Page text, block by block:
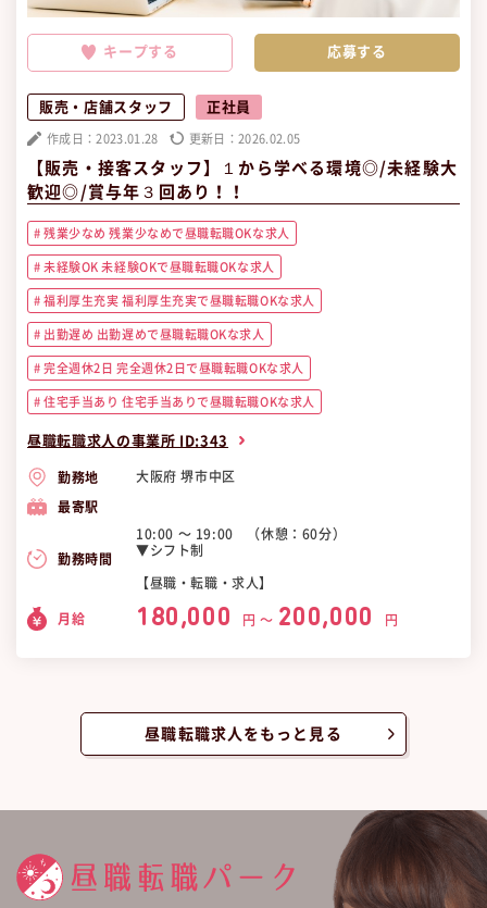
キープする
販売・店舗スタッフ 正社員
作成日：2023.01.28 更新日：2026.02.05
【販売・接客スタッフ】１から学べる環境◎/未経験大
歓迎◎/賞与年３回あり！！
残業少なめ 残業少なめで昼職転職OKな求人
未経験OK 未経験OKで昼職転職OKな求人
福利厚生充実 福利厚生充実で昼職転職OKな求人
出勤遅め 出勤遅めで昼職転職OKな求人
完全週休2日 完全週休2日で昼職転職OKな求人
住宅手当あり 住宅手当ありで昼職転職OKな求人
昼職転職求人の事業所 ID:343
勤務地 大阪府 堺市中区
最寄駅
勤務時間
10:00 〜 19:00 （休憩：60分）
▼シフト制
【昼職・転職・求人】
月給 180,000 円 〜 200,000 円
昼職転職求人をもっと見る